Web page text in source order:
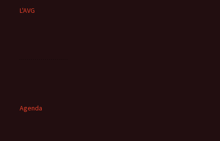
L'AVG
Agenda